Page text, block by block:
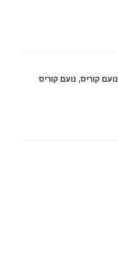
נועם קוריס, נועם קוריס